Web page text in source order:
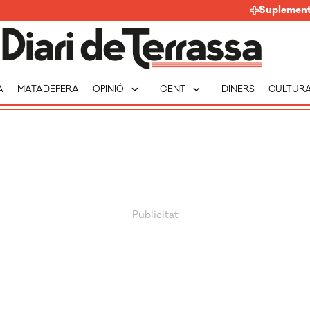
MATADEPERA OPINIÓ expand_more GENT expand_more DINERS